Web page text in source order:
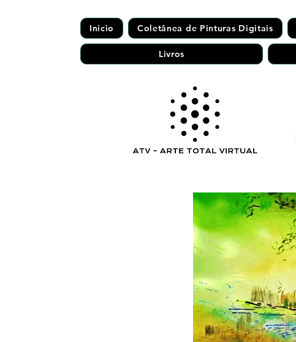
Inicio Coletânea de Pinturas Digitais
Livros